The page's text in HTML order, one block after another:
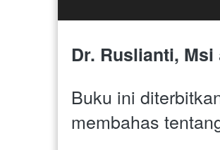
Dr. Ruslianti, Msi
Buku ini
membahas